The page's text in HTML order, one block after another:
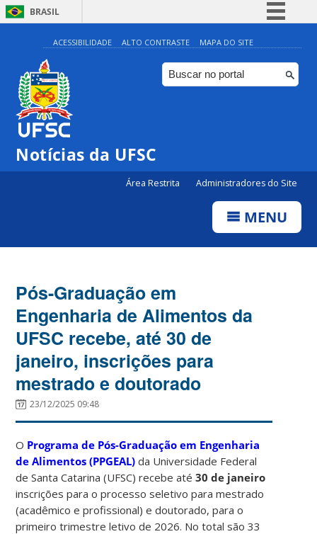
BRASIL
Simplifique!
Comunica BR
Participe
ACESSIBILIDADE ALTO CONTRASTE MAPA DO SITE
Notícias da UFSC
Área Restrita Administradores do Site
MENU
Pós-Graduação em
Engenharia de Alimentos da
UFSC recebe, até 30 de
janeiro, inscrições para
mestrado e doutorado
23/12/2025 09:48
O Programa de Pós-Graduação em Engenharia
de Alimentos (PPGEAL) da Universidade Federal
de Santa Catarina (UFSC) recebe até30 de janeiro
inscrições para o processo seletivo para mestrado
(acadêmico e profissional) e doutorado, para o
primeiro trimestre letivo de 2026. No total são 33